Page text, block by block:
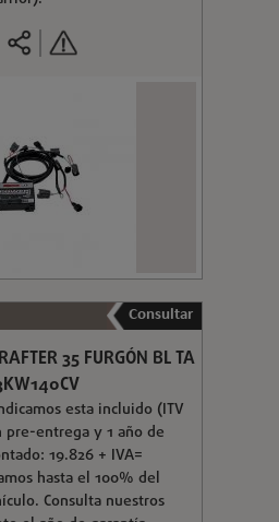
Consultar
35 FURGÓN BL TA
esta incluido (ITV
entrega y 1 año de
19.826 + IVA=
hasta el 100% del
Consulta nuestros